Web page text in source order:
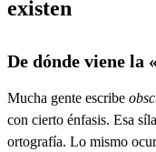
existen
De dónde viene la
Mucha gente escribe
con cierto énfasis. Esa
ortografía. Lo mismo